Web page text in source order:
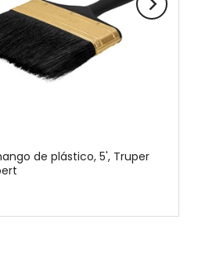
de plástico, 5', Truper